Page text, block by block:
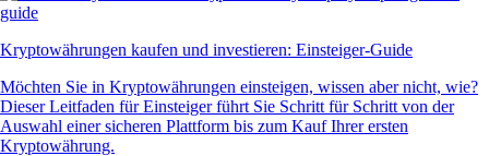
Kryptowährungen kaufen und investieren: Einsteiger-Guide
Möchten Sie in Kryptowährungen einsteigen, wissen aber nicht, wie?
Dieser Leitfaden für Einsteiger führt Sie Schritt für Schritt von der
Auswahl einer sicheren Plattform bis zum Kauf Ihrer ersten
Kryptowährung.